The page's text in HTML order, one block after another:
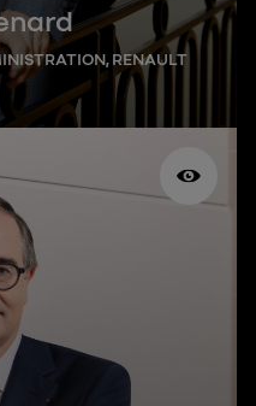
RENAULT
de l’École
chef du Corps des
au ministère de
à la direction du
industriel du